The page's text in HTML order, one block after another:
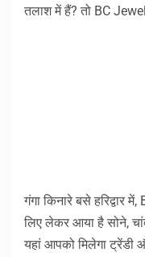
तलाश में हैं? तो BC
गंगा किनारे बसे
लिए लेकर आया है सोने,
यहां आपको मिलेगा ट्रेंडी